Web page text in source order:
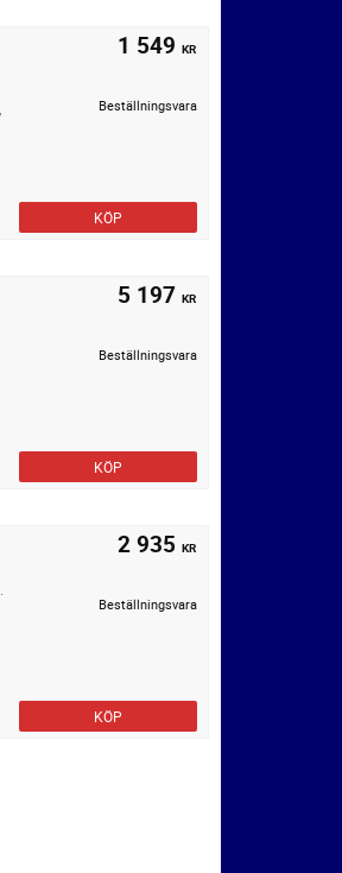
1 549 KR
Beställningsvara
KÖP
5 197 KR
Beställningsvara
KÖP
2 935 KR
Beställningsvara
KÖP